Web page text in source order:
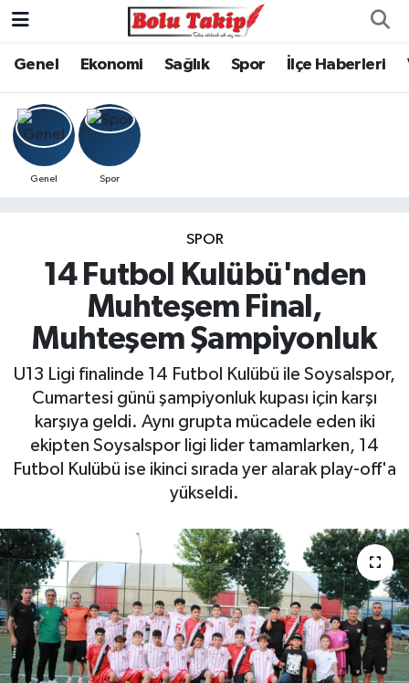
Genel Ekonomi Sağlık Spor İlçe Haberleri
Genel Spor
SPOR
14 Futbol Kulübü'nden
Muhteşem Final,
Muhteşem Şampiyonluk
U13 Ligi finalinde 14 Futbol Kulübü ile Soysalspor,
Cumartesi günü şampiyonluk kupası için karşı
karşıya geldi. Aynı grupta mücadele eden iki
ekipten Soysalspor ligi lider tamamlarken, 14
Futbol Kulübü ise ikinci sırada yer alarak play-off'a
yükseldi.